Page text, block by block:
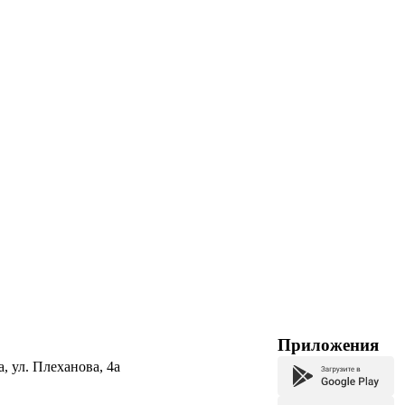
ул. Плеханова, 4а
Приложения